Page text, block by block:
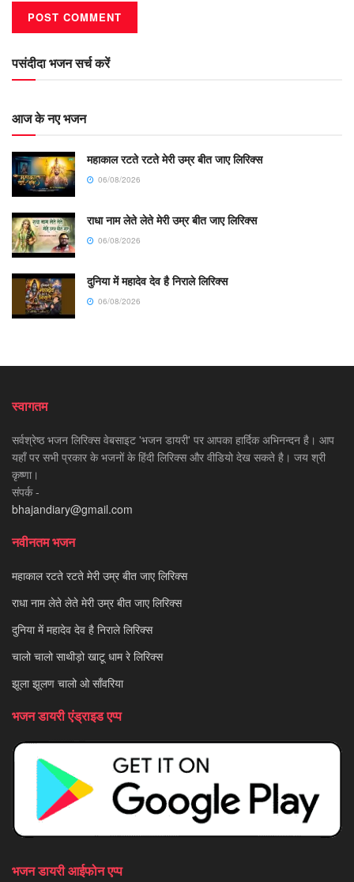
पसंदीदा भजन सर्च करें
आज के नए भजन
महाकाल रटते रटते मेरी उम्र बीत जाए लिरिक्स
06/08/2026
राधा नाम लेते लेते मेरी उम्र बीत जाए लिरिक्स
06/08/2026
दुनिया में महादेव देव है निराले लिरिक्स
06/08/2026
स्वागतम
सर्वश्रेष्ठ भजन लिरिक्स वेबसाइट 'भजन डायरी' पर आपका हार्दिक अभिनन्दन है। आप
यहाँ पर सभी प्रकार के भजनों के हिंदी लिरिक्स और वीडियो देख सकते है। जय श्री
कृष्णा।
संपर्क -
bhajandiary@gmail.com
नवीनतम भजन
महाकाल रटते रटते मेरी उम्र बीत जाए लिरिक्स
राधा नाम लेते लेते मेरी उम्र बीत जाए लिरिक्स
दुनिया में महादेव देव है निराले लिरिक्स
चालो चालो साथीड़ो खाटू धाम रे लिरिक्स
झूला झूलण चालो ओ साँवरिया
भजन डायरी एंड्राइड एप्प
भजन डायरी आईफोन एप्प